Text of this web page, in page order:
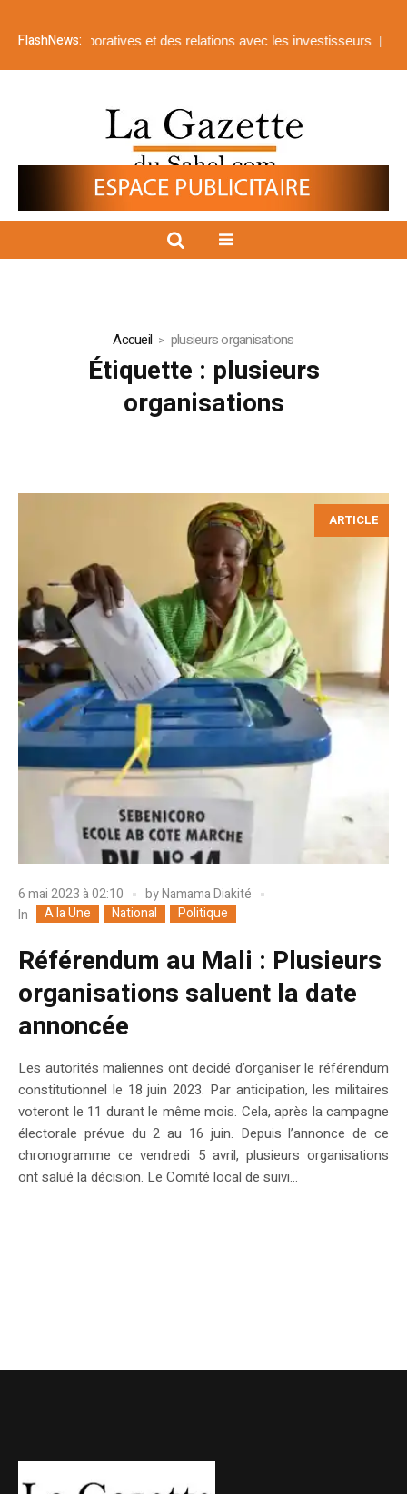
FlashNews:
corporatives et des relations avec les investisseurs Afrique
Accueil plusieurs organisations
Étiquette : plusieurs
organisations
ARTICLE
6 mai 2023 à 02:10 byNamama Diakité
In
A la Une National Politique
Référendum au Mali : Plusieurs
organisations saluent la date
annoncée
Les autorités maliennes ont decidé d’organiser le référendum
constitutionnel le 18 juin 2023. Par anticipation, les militaires
voteront le 11 durant le même mois. Cela, après la campagne
électorale prévue du 2 au 16 juin. Depuis l’annonce de ce
chronogramme ce vendredi 5 avril, plusieurs organisations
ont salué la décision. Le Comité local de suivi...